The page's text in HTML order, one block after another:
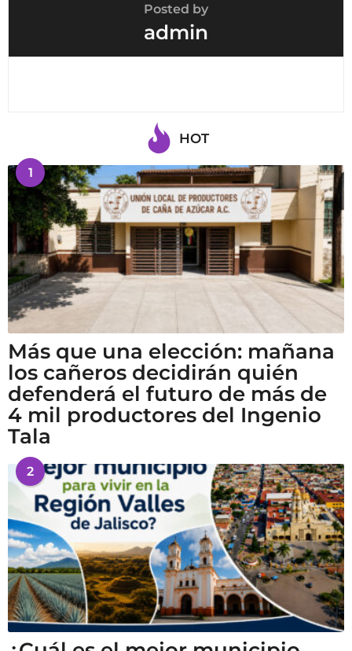
Posted by
admin
HOT
1
Más que una elección: mañana
los cañeros decidirán quién
defenderá el futuro de más de
4 mil productores del Ingenio
Tala
2